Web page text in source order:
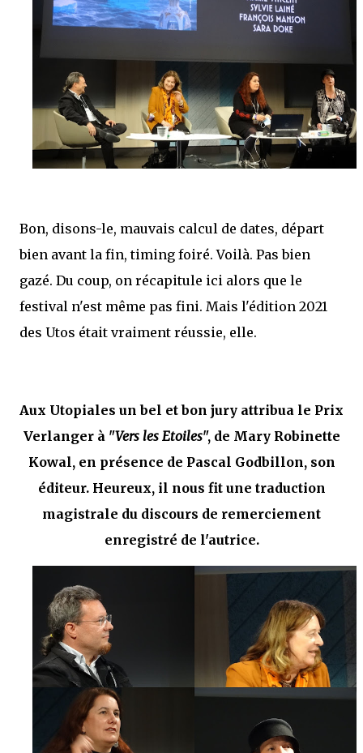
j’ai dit au sujet des tomes précédents : tant l’univers que les protagonistes
principaux...
Bon, disons-le, mauvais calcul de dates, départ
bien avant la fin, timing foiré. Voilà. Pas bien
gazé. Du coup, on récapitule ici alors que le
festival n'est même pas fini. Mais l'édition 2021
des Utos était vraiment réussie, elle.
Aux Utopiales un bel et bon jury attribua le Prix
Verlanger à "Vers les Etoiles", de Mary Robinette
Kowal, en présence de Pascal Godbillon, son
éditeur. Heureux, il nous fit une traduction
magistrale du discours de remerciement
enregistré de l'autrice.